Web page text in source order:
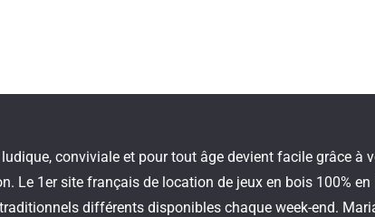
conviviale et pour tout âge devient facile grâce à
Le 1er site français de location de jeux en bois 100% en
différents disponibles chaque week-end.